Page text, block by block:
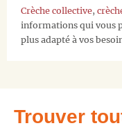
Crèche collective,
informations qui vous
plus adapté à vos
Trouver